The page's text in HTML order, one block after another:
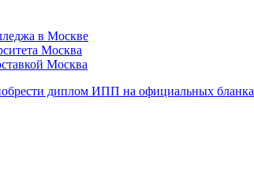
в Москве
Москва
Москва
диплом ИПП на официальных